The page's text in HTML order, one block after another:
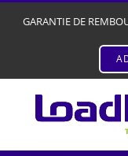
GARANTIE DE